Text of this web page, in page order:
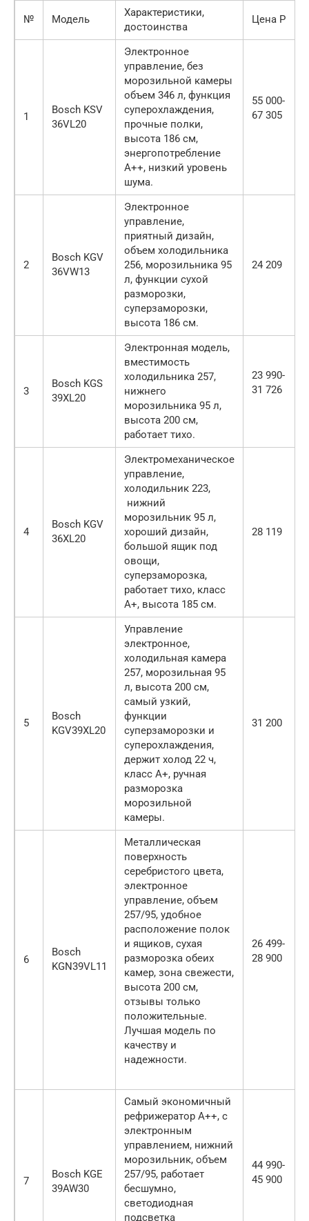
№ Модель
Характеристики,
достоинства
Цена Р
1
Bosch KSV
36VL20
Электронное
управление, без
морозильной камеры
объем 346 л, функция
суперохлаждения,
прочные полки,
высота 186 см,
энергопотребление
А++, низкий уровень
шума.
55 000-
67 305
2
Bosch KGV
36VW13
Электронное
управление,
приятный дизайн,
объем холодильника
256, морозильника 95
л, функции сухой
разморозки,
суперзаморозки,
высота 186 см.
24 209
3
Bosch KGS
39XL20
Электронная модель,
вместимость
холодильника 257,
нижнего
морозильника 95 л,
высота 200 см,
работает тихо.
23 990-
31 726
4
Bosch KGV
36XL20
Электромеханическое
управление,
холодильник 223,
нижний
морозильник 95 л,
хороший дизайн,
большой ящик под
овощи,
суперзаморозка,
работает тихо, класс
А+, высота 185 см.
28 119
5
Bosch
KGV39XL20
Управление
электронное,
холодильная камера
257, морозильная 95
л, высота 200 см,
самый узкий,
функции
суперзаморозки и
суперохлаждения,
держит холод 22 ч,
класс А+, ручная
разморозка
морозильной
камеры.
31 200
6
Bosch
KGN39VL11
Металлическая
поверхность
серебристого цвета,
электронное
управление, объем
257/95, удобное
расположение полок
и ящиков, сухая
разморозка обеих
камер, зона свежести,
высота 200 см,
отзывы только
положительные.
Лучшая модель по
качеству и
надежности.
26 499-
28 900
7
Bosch KGE
39AW30
Самый экономичный
рефрижератор А++, с
электронным
управлением, нижний
морозильник, объем
257/95, работает
бесшумно,
светодиодная
подсветка
44 990-
45 900